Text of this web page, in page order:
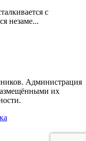
с
незаме...
Администрация
их